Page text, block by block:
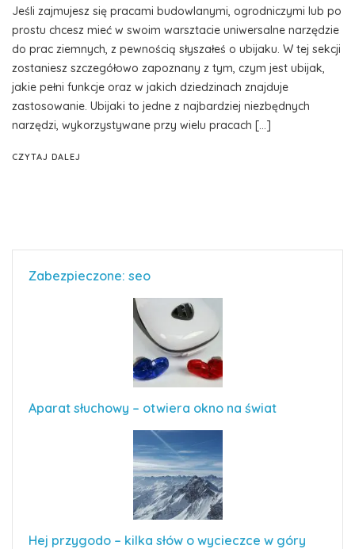
Jeśli zajmujesz się pracami budowlanymi, ogrodniczymi lub po
prostu chcesz mieć w swoim warsztacie uniwersalne narzędzie
do prac ziemnych, z pewnością słyszałeś o ubijaku. W tej sekcji
zostaniesz szczegółowo zapoznany z tym, czym jest ubijak,
jakie pełni funkcje oraz w jakich dziedzinach znajduje
zastosowanie. Ubijaki to jedne z najbardziej niezbędnych
narzędzi, wykorzystywane przy wielu pracach […]
CZYTAJ DALEJ
Zabezpieczone: seo
Aparat słuchowy – otwiera okno na świat
Hej przygodo – kilka słów o wycieczce w góry